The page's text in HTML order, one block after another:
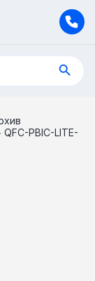
QFC-PBIC-LITE-